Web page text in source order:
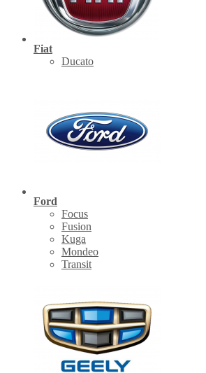
Fiat
Ducato
Ford
Focus
Fusion
Kuga
Mondeo
Transit